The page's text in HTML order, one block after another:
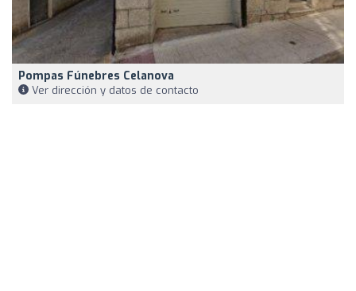
Pompas Fúnebres Celanova
Ver dirección y datos de contacto